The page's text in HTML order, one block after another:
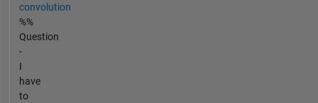
convolution
%%
Question
-
I
have
to